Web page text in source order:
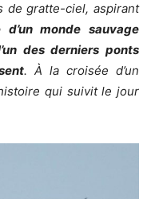
de gratte-ciel, aspirant
d’un monde sauvage
des derniers ponts
.À la croisée d’un
qui suivit le jour